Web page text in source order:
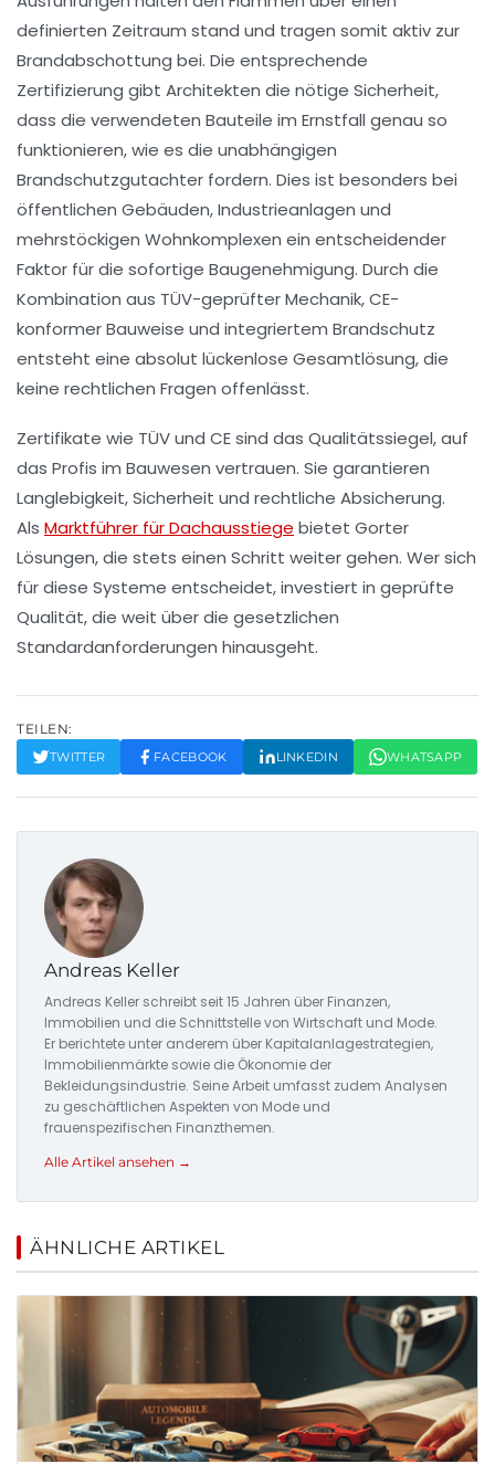
definierten Zeitraum stand und tragen somit aktiv zur
Brandabschottung bei. Die entsprechende
Zertifizierung gibt Architekten die nötige Sicherheit,
dass die verwendeten Bauteile im Ernstfall genau so
funktionieren, wie es die unabhängigen
Brandschutzgutachter fordern. Dies ist besonders bei
öffentlichen Gebäuden, Industrieanlagen und
mehrstöckigen Wohnkomplexen ein entscheidender
Faktor für die sofortige Baugenehmigung. Durch die
Kombination aus TÜV-geprüfter Mechanik, CE-
konformer Bauweise und integriertem Brandschutz
entsteht eine absolut lückenlose Gesamtlösung, die
keine rechtlichen Fragen offenlässt.
Zertifikate wie TÜV und CE sind das Qualitätssiegel, auf
das Profis im Bauwesen vertrauen. Sie garantieren
Langlebigkeit, Sicherheit und rechtliche Absicherung.
Als Marktführer für Dachausstiege bietet Gorter
Lösungen, die stets einen Schritt weiter gehen. Wer sich
für diese Systeme entscheidet, investiert in geprüfte
Qualität, die weit über die gesetzlichen
Standardanforderungen hinausgeht.
TEILEN:
TWITTER FACEBOOK LINKEDIN WHATSAPP
Andreas Keller
Andreas Keller schreibt seit 15 Jahren über Finanzen,
Immobilien und die Schnittstelle von Wirtschaft und Mode.
Er berichtete unter anderem über Kapitalanlagestrategien,
Immobilienmärkte sowie die Ökonomie der
Bekleidungsindustrie. Seine Arbeit umfasst zudem Analysen
zu geschäftlichen Aspekten von Mode und
frauenspezifischen Finanzthemen.
Alle Artikel ansehen →
ÄHNLICHE ARTIKEL